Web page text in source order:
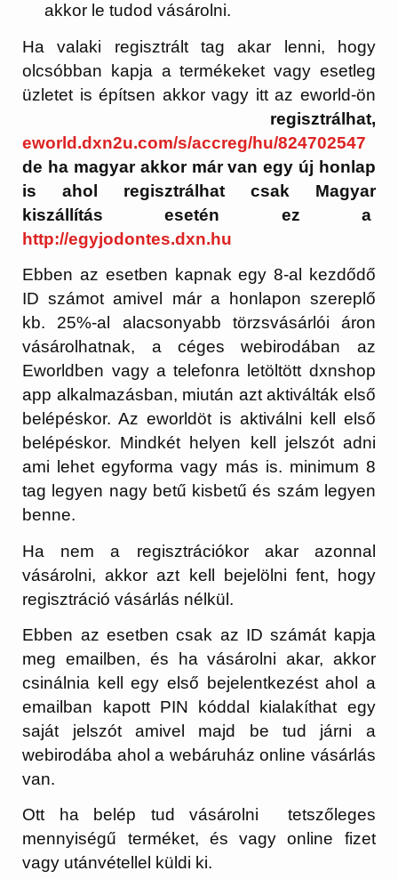
akkor le tudod vásárolni.
Ha valaki regisztrált tag akar lenni, hogy
olcsóbban kapja a termékeket vagy esetleg
üzletet is építsen akkor vagy itt az eworld-ön
regisztrálhat,
eworld.dxn2u.com/s/accreg/hu/824702547
de ha magyar akkor már van egy új honlap
is ahol regisztrálhat csak Magyar
kiszállítás esetén ez a
http://egyjodontes.dxn.hu
Ebben az esetben kapnak egy 8-al kezdődő
ID számot amivel már a honlapon szereplő
kb. 25%-al alacsonyabb törzsvásárlói áron
vásárolhatnak, a céges webirodában az
Eworldben vagy a telefonra letöltött dxnshop
app alkalmazásban, miután azt aktiválták első
belépéskor. Az eworldöt is aktiválni kell első
belépéskor. Mindkét helyen kell jelszót adni
ami lehet egyforma vagy más is. minimum 8
tag legyen nagy betű kisbetű és szám legyen
benne.
Ha nem a regisztrációkor akar azonnal
vásárolni, akkor azt kell bejelölni fent, hogy
regisztráció vásárlás nélkül.
Ebben az esetben csak az ID számát kapja
meg emailben, és ha vásárolni akar, akkor
csinálnia kell egy első bejelentkezést ahol a
emailban kapott PIN kóddal kialakíthat egy
saját jelszót amivel majd be tud járni a
webirodába ahol a webáruház online vásárlás
van.
Ott ha belép tud vásárolni tetszőleges
mennyiségű terméket, és vagy online fizet
vagy utánvétellel küldi ki.